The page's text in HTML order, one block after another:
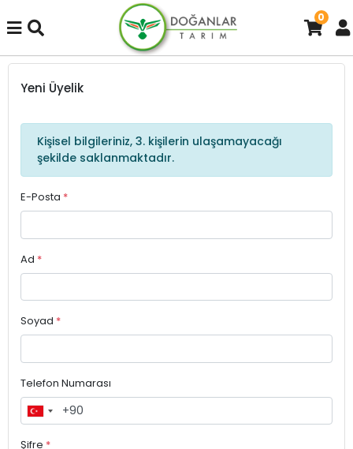
0
Yeni Üyelik
Kişisel bilgileriniz, 3. kişilerin ulaşamayacağı
şekilde saklanmaktadır.
E-Posta *
Ad *
Soyad *
Telefon Numarası
Şifre *